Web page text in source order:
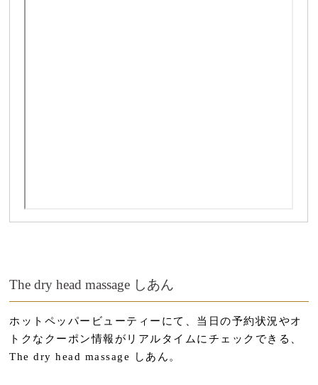
The dry head massage しあん
ホットペッパービューティーにて、当日の予約状況やオ
トクなクーポン情報がリアルタイムにチェックできる、
The dry head massage しあん。